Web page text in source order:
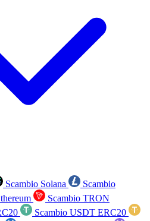
Scambio Solana
Scambio
Scambio TRON
Scambio USDT ERC20